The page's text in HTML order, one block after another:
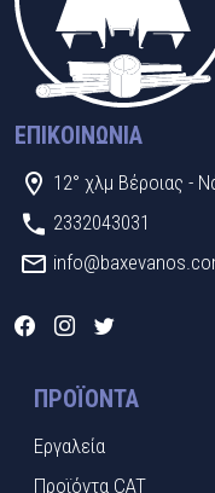
ΕΠΙΚΟΙΝΩΝΊΑ
12° χλμ Βέροιας -
2332043031
ΠΡΟΪΌΝΤΑ
Εργαλεία
Προϊόντα CAT